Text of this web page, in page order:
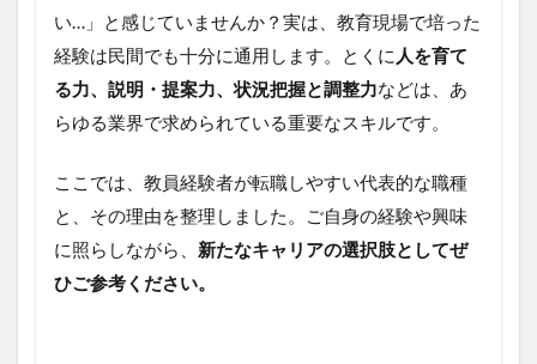
い…」と感じていませんか？実は、教育現場で培った
経験は民間でも十分に通用します。とくに 人を育て
る力、説明・提案力、状況把握と調整力などは、あ
らゆる業界で求められている重要なスキルです。
ここでは、教員経験者が転職しやすい代表的な職種
と、その理由を整理しました。ご自身の経験や興味
に照らしながら、 新たなキャリアの選択肢としてぜ
ひご参考ください。